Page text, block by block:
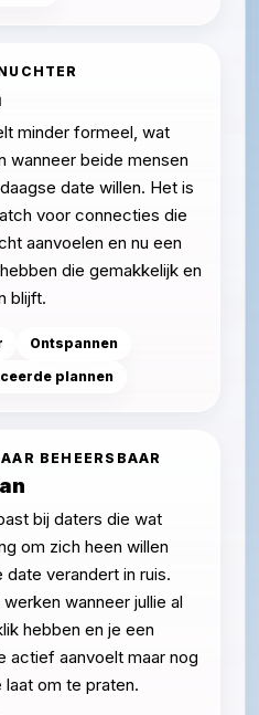
minder formeel, wat
wanneer beide mensen
date willen. Het is
voor connecties die
aanvoelen en nu een
die gemakkelijk en
blijft.
Ontspannen
plannen
BEHEERSBAAR
bij daters die wat
om zich heen willen
date verandert in ruis.
wanneer jullie al
hebben en je een
actief aanvoelt maar nog
om te praten.